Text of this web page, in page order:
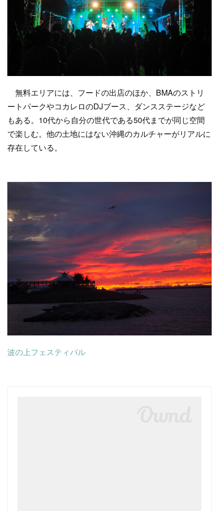
無料エリアには、フードの出店のほか、BMAのストリ
ートパークやコカレロのDJブース、ダンスステージなど
もある。10代から自分の世代である50代までが同じ空間
で楽しむ。他の土地にはない沖縄のカルチャーがリアルに
存在している。
波の上フェスティバル